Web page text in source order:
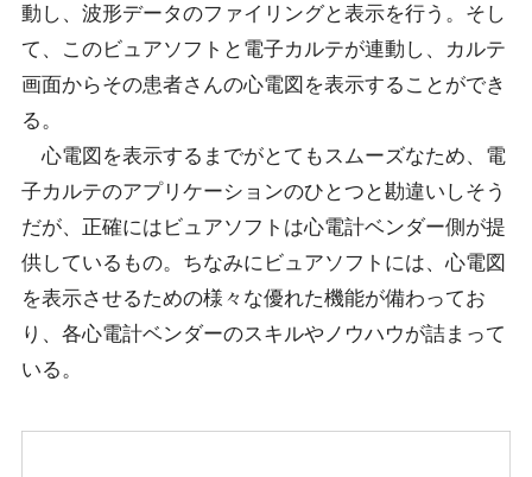
動し、波形データのファイリングと表示を行う。そし
て、このビュアソフトと電子カルテが連動し、カルテ
画面からその患者さんの心電図を表示することができ
る。
心電図を表示するまでがとてもスムーズなため、電
子カルテのアプリケーションのひとつと勘違いしそう
だが、正確にはビュアソフトは心電計ベンダー側が提
供しているもの。ちなみにビュアソフトには、心電図
を表示させるための様々な優れた機能が備わってお
り、各心電計ベンダーのスキルやノウハウが詰まって
いる。